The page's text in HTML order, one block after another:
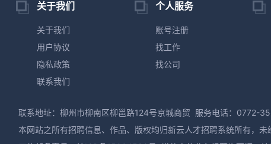
关于我们
关于我们
用户协议
隐私政策
联系我们
个人服务
账号注册
找工作
找公司
联系地址：柳州市柳南区柳邕路124号京城商贸 服务电话：0772-
本网站之所有招聘信息、作品、版权均归新云人才招聘系统所有，未